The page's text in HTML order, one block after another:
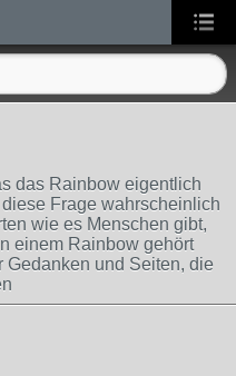
das Rainbow eigentlich
Frage wahrscheinlich
wie es Menschen gibt,
einem Rainbow gehört
Gedanken und Seiten, die